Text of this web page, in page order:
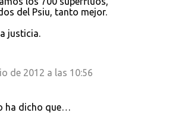
del Psiu, tanto mejor.
justicia.
de 2012 a las 10:56
ha dicho que…